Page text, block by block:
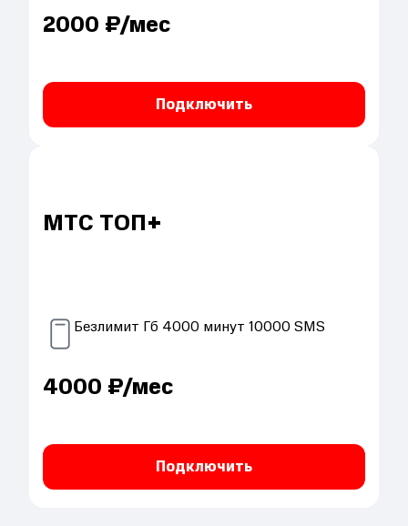
2000 ₽/мес
Подключить
МТС ТОП+
Безлимит Гб 4000 минут 10000SMS
4000 ₽/мес
Подключить